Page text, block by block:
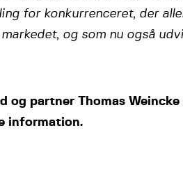
for konkurrenceret, der
og som nu også
og partner Thomas Weincke
information.